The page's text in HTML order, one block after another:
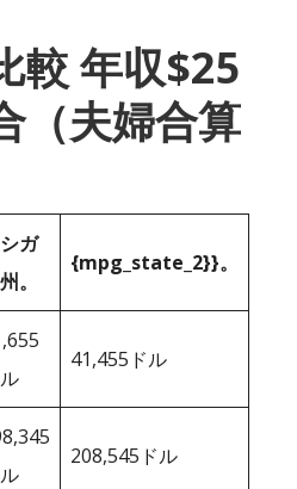
較 年収$25
（夫婦合算
ガ
。
{mpg_state_2}}。
41,455ドル
208,545ドル